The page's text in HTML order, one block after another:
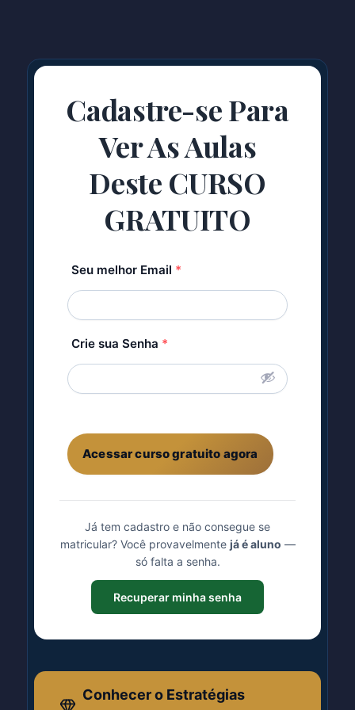
Cadastre-se Para
Ver As Aulas
Deste CURSO
GRATUITO
Seu melhor Email *
Crie sua Senha *
Acessar curso gratuito agora
Já tem cadastro e não consegue se
matricular? Você provavelmente já é aluno —
só falta a senha.
Recuperar minha senha
Conhecer o Estratégias